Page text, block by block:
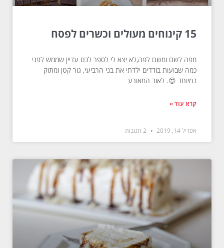
15 קינוחים מעולים וכשרים לפסח
מפה לשם ומשם לפה,לא יצא לי לספר לכם עדיין שממש לפני
כמה שבועות בודדים ילדתי את בני הרביעי, גור קטן ומתוק
במיוחד 😍. לאור המאורע
קרא עוד »
אפריל 14, 2019